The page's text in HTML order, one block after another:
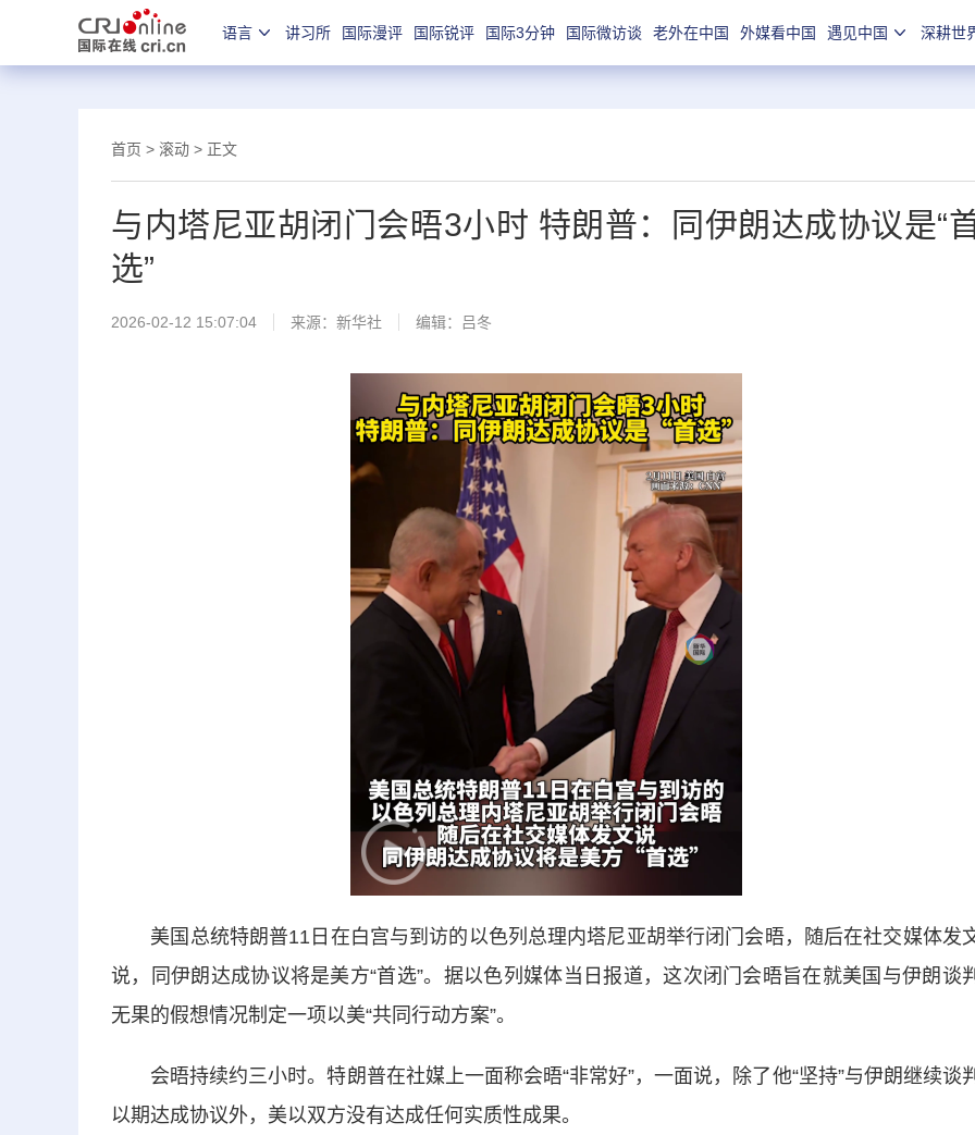
语言 讲习所 国际漫评 国际锐评 国际3分钟 国际微访谈 老外在中国 外媒看中国 遇见中国 深耕世
首页 > 滚动 > 正文
与内塔尼亚胡闭门会晤3小时 特朗普：同伊朗达成协议是“
选”
2026-02-12 15:07:04 来源： 新华社 编辑：吕冬
美国总统特朗普11日在白宫与到访的以色列总理内塔尼亚胡举行闭门会晤，随后在社交媒体发
说，同伊朗达成协议将是美方“首选”。据以色列媒体当日报道，这次闭门会晤旨在就美国与伊朗谈
无果的假想情况制定一项以美“共同行动方案”。
会晤持续约三小时。特朗普在社媒上一面称会晤“非常好”，一面说，除了他“坚持”与伊朗继续谈
以期达成协议外，美以双方没有达成任何实质性成果。